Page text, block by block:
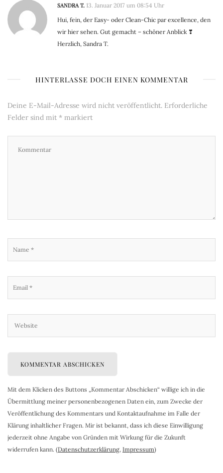
SANDRA T. 13. Januar 2017 um 08:54 Uhr
Hui, fein, der Easy- oder Clean-Chic par excellence, den
wir hier sehen. Gut gemacht – schöner Anblick ❣
Herzlich, Sandra T.
HINTERLASSE DOCH EINEN KOMMENTAR
Deine E-Mail-Adresse wird nicht veröffentlicht. Erforderliche
Felder sind mit * markiert
Mit dem Klicken des Buttons „Kommentar Abschicken“ willige ich in die
Übermittlung meiner personenbezogenen Daten ein, zum Zwecke der
Veröffentlichung des Kommentars und Kontaktaufnahme im Falle der
Klärung inhaltlicher Fragen. Mir ist bekannt, dass ich diese Einwilligung
jederzeit ohne Angabe von Gründen mit Wirkung für die Zukunft
widerrufen kann. (Datenschutzerklärung, Impressum)